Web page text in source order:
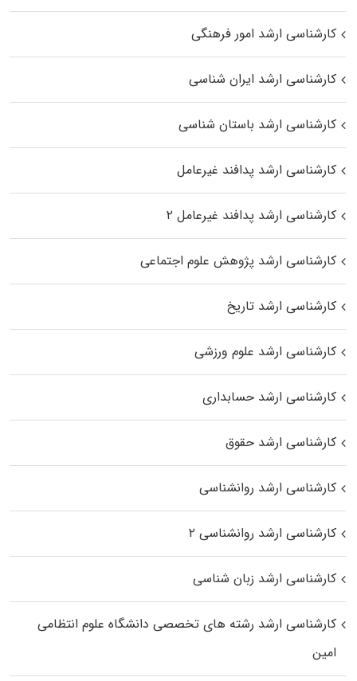
کارشناسی ارشد امور فرهنگی
کارشناسی ارشد ایران شناسی
کارشناسی ارشد باستان شناسی
کارشناسی ارشد پدافند غیرعامل
کارشناسی ارشد پدافند غیرعامل ۲
کارشناسی ارشد پژوهش علوم اجتماعی
کارشناسی ارشد تاریخ
کارشناسی ارشد علوم ورزشی
کارشناسی ارشد حسابداری
کارشناسی ارشد حقوق
کارشناسی ارشد روانشناسی
کارشناسی ارشد روانشناسی ۲
کارشناسی ارشد زبان شناسی
کارشناسی ارشد رﺷﺘﻪ ﻫﺎی تخصصی داﻧﺸﮕﺎه ﻋﻠﻮم انتظامی
اﻣﻴﻦ